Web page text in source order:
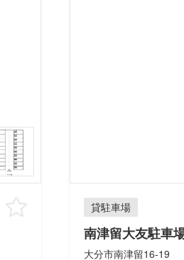
貸駐車場
南津留大友駐車
大分市南津留16-19